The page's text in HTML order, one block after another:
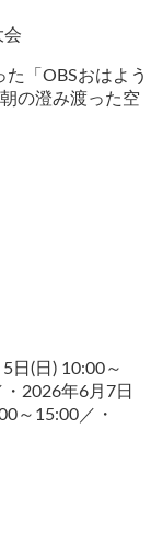
会
「OBSおはよう
の澄み渡った空
日(日) 10:00～
2026年6月7日
～15:00／・